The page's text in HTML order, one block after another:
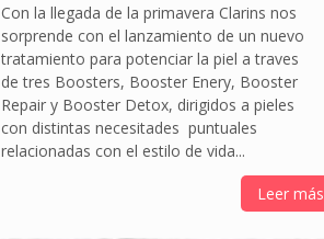
Con la llegada de la primavera Clarins nos
sorprende con el lanzamiento de un nuevo
tratamiento para potenciar la piel a traves
de tres Boosters, Booster Enery, Booster
Repair y Booster Detox, dirigidos a pieles
con distintas necesitades puntuales
relacionadas con el estilo de vida...
Leer más